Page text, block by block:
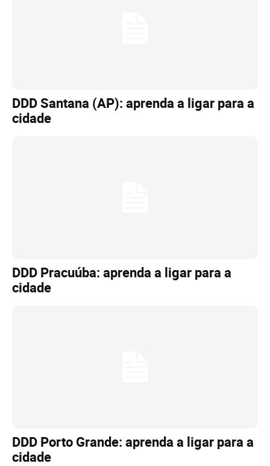
DDD Santana (AP): aprenda a ligar para a
cidade
DDD Pracuúba: aprenda a ligar para a
cidade
DDD Porto Grande: aprenda a ligar para a
cidade